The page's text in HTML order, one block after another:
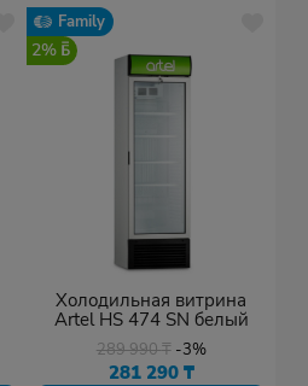
Family
2%
Холодильная витрина
Artel HS 474 SN белый
289 990₸ -3%
281 290 ₸